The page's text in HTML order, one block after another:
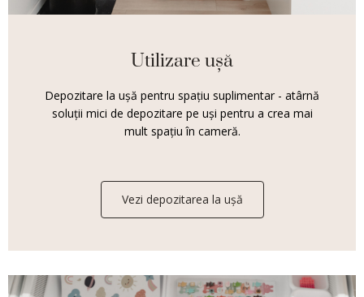
Utilizare ușă
Depozitare la ușă pentru spațiu suplimentar - atârnă
soluții mici de depozitare pe uși pentru a crea mai
mult spațiu în cameră.
Vezi depozitarea la ușă